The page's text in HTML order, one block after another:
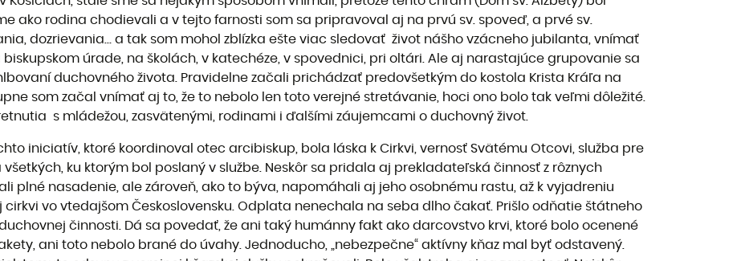
ako rodina chodievali a v tejto farnosti som sa pripravoval aj na prvú sv. spoveď, a prvé sv.
dozrievania… a tak som mohol zblízka ešte viac sledovať život nášho vzácneho jubilanta, vnímať
úrade, na školách, v katechéze, v spovednici, pri oltári. Ale aj narastajúce grupovanie sa
duchovného života. Pravidelne začali prichádzať predovšetkým do kostola Krista Kráľa na
som začal vnímať aj to, že to nebolo len toto verejné stretávanie, hoci ono bolo tak veľmi dôležité.
s mládežou, zasvätenými, rodinami i ďalšími záujemcami o duchovný život.
iniciatív, ktoré koordinoval otec arcibiskup, bola láska k Cirkvi, vernosť Svätému Otcovi, služba pre
ku ktorým bol poslaný v službe. Neskôr sa pridala aj prekladateľská činnosť z rôznych
plné nasadenie, ale zároveň, ako to býva, napomáhali aj jeho osobnému rastu, až k vyjadreniu
vo vtedajšom Československu. Odplata nenechala na seba dlho čakať. Prišlo odňatie štátneho
činnosti. Dá sa povedať, že ani taký humánny fakt ako darcovstvo krvi, ktoré bolo ocenené
ani toto nebolo brané do úvahy. Jednoducho, „nebezpečne“ aktívny kňaz mal byť odstavený.